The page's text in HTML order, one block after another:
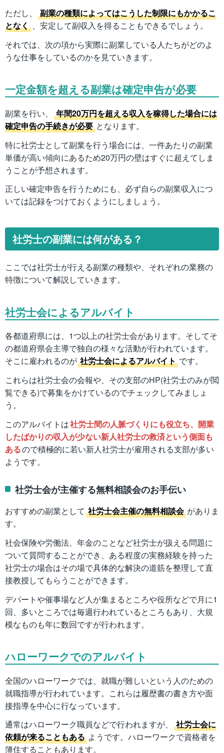
ただし、
副業の種類によってはこうした制限にもかかるこ
となく 、安定して副収入を得ることもできるでしょう。
それでは、次の項から実際に副業している人たちがどのよ
うな仕事をしているのかを見ていきます。
一定金額を超える副業は確定申告が必要
副業を行い、
年間20万円を超える収入を稼得した場合には
確定申告の手続きが必要 となります。
特に社労士として副業を行う場合には、一件あたりの副業
単価が高い傾向にあるため20万円の壁はすぐに超えてしま
うことが予想されます。
正しい確定申告を行うためにも、必ず自らの副業収入につ
いては記録をつけておくようにしましょう。
社労士の副業には何がある？
ここでは社労士が行える副業の種類や、それぞれの業務の
特徴について解説していきます。
社労士会によるアルバイト
各都道府県には、1つ以上の社労士会があります。そしてそ
の都道府県会主導で独自の様々な活動が行われています。
そこに雇われるのが 社労士会によるアルバイト です。
これらは社労士会の会報や、その支部のHP(社労士のみが閲
覧できる)で募集をかけているのでチェックしてみましょ
う。
このアルバイトは社労士間の人脈づくりにも役立ち、開業
したばかりの収入が少ない新人社労士の救済という側面も
あるので積極的に若い新人社労士が雇用される支部が多い
ようです。
社労士会が主催する無料相談会のお手伝い
おすすめの副業として 社労士会主催の無料相談会 がありま
す。
社会保険や労働法、年金のことなど社労士が扱える問題に
ついて質問することができ、ある程度の実務経験を持った
社労士の場合はその場で具体的な解決の道筋を整理して直
接教授してもらうことができます。
デパートや催事場など人が集まるところや役所などで月に1
回、多いところでは毎週行われているところもあり、大規
模なものも年に数回ですが行われます。
ハローワークでのアルバイト
全国のハローワークでは、就職が難しいという人のための
就職指導が行われています。これらは履歴書の書き方や面
接指導を中心に行なっています。
通常はハローワーク職員などで行われますが、
社労士会に
依頼が来ることもある ようです。ハローワークで資格者を
簿住することもあります。